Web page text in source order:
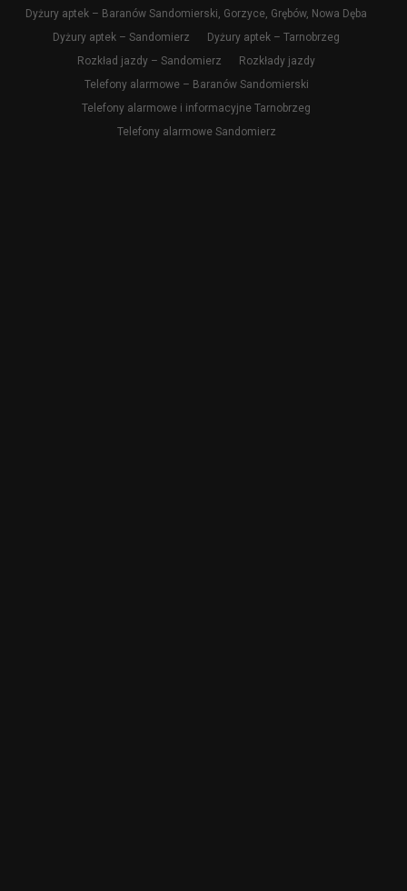
Dyżury aptek – Baranów Sandomierski, Gorzyce, Grębów, Nowa Dęba
Dyżury aptek – Sandomierz
Dyżury aptek – Tarnobrzeg
Rozkład jazdy – Sandomierz
Rozkłady jazdy
Telefony alarmowe – Baranów Sandomierski
Telefony alarmowe i informacyjne Tarnobrzeg
Telefony alarmowe Sandomierz